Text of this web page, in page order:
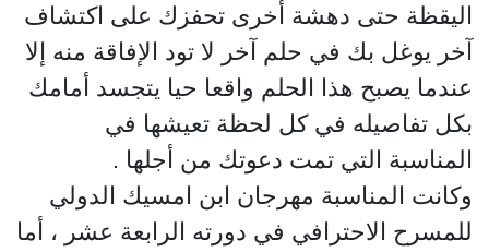
اليقظة حتى دهشة أخرى تحفزك على اكتشاف
آخر يوغل بك في حلم آخر لا تود الإفاقة منه إلا
عندما يصبح هذا الحلم واقعا حيا يتجسد أمامك
بكل تفاصيله في كل لحظة تعيشها في
المناسبة التي تمت دعوتك من أجلها .
وكانت المناسبة مهرجان ابن امسيك الدولي
للمسرح الاحترافي في دورته الرابعة عشر ، أما